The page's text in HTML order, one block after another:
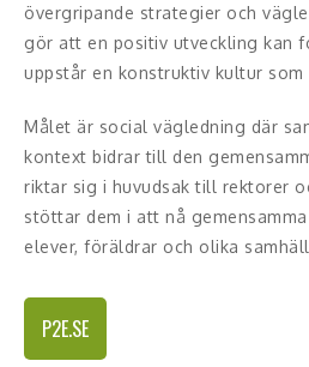
Underhållning och event
Humoristiska föredrag
Ljus och belysning
Konst
övergripande strategier och
gör att en positiv utveckling kan
uppstår en konstruktiv kultur
Målet är social vägledning där
kontext bidrar till den
riktar sig i huvudsak till rektorer
stöttar dem i att nå
elever, föräldrar och olika
P2E.SE